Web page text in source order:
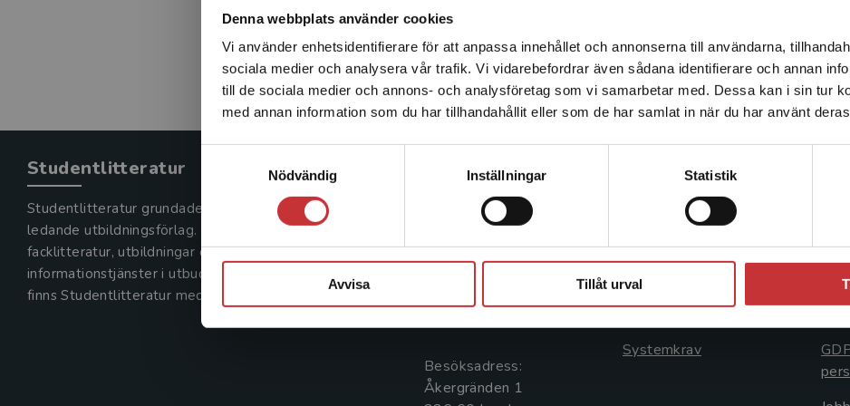
Denna webbplats använder cookies
Vi använder enhetsidentifierare för att anpassa innehållet och annonserna till användarna,
sociala medier och analysera vår trafik. Vi vidarebefordrar även sådana identifierare och annan
till de sociala medier och annons- och analysföretag som vi samarbetar med. Dessa kan i sin tur
med annan information som du har tillhandahållit eller som de har samlat in när du har använt
Nödvändig
Inställningar Statistik
Avvisa Tillåt urval
Det verkar som att du besöker studentlitteratur.se via en
enhet utanför Sverige. Vi erbjuder inte leveranser utanför
Sverige. För att kunna slutföra ett köp måste
leveransadressen vara i Sverige.Läs mer
Studentlitteratur
Studentlitteratur grundades 1963 och är idag Sveriges
ledande utbildningsförlag. Med läromedel, kurslitteratur,
facklitteratur, utbildningar och digitala
informationstjänster i utbudet,
finns Studentlitteratur med längs hela kunskapsresan.
Kontakta oss
Kontakta oss
046-31 20 00
Box 141
221 00 Lund
Besöksadress:
Åkergränden 1
Kundservice
Kontakta kundservice
046-31 21 00
Frågor och svar
Systemkrav